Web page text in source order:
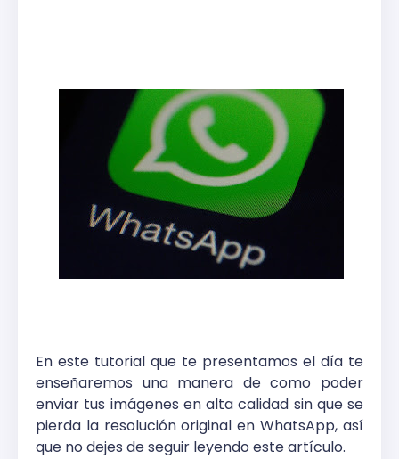
En este tutorial que te presentamos el día te
enseñaremos una manera de como poder
enviar tus imágenes en alta calidad sin que se
pierda la resolución original en WhatsApp, así
que no dejes de seguir leyendo este artículo.